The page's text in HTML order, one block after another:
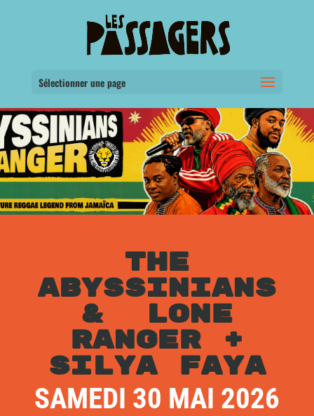
Sélectionner une page
THE
ABYSSINIANS
& LONE
RANGER +
SILYA FAYA
SAMEDI 30 MAI 2026